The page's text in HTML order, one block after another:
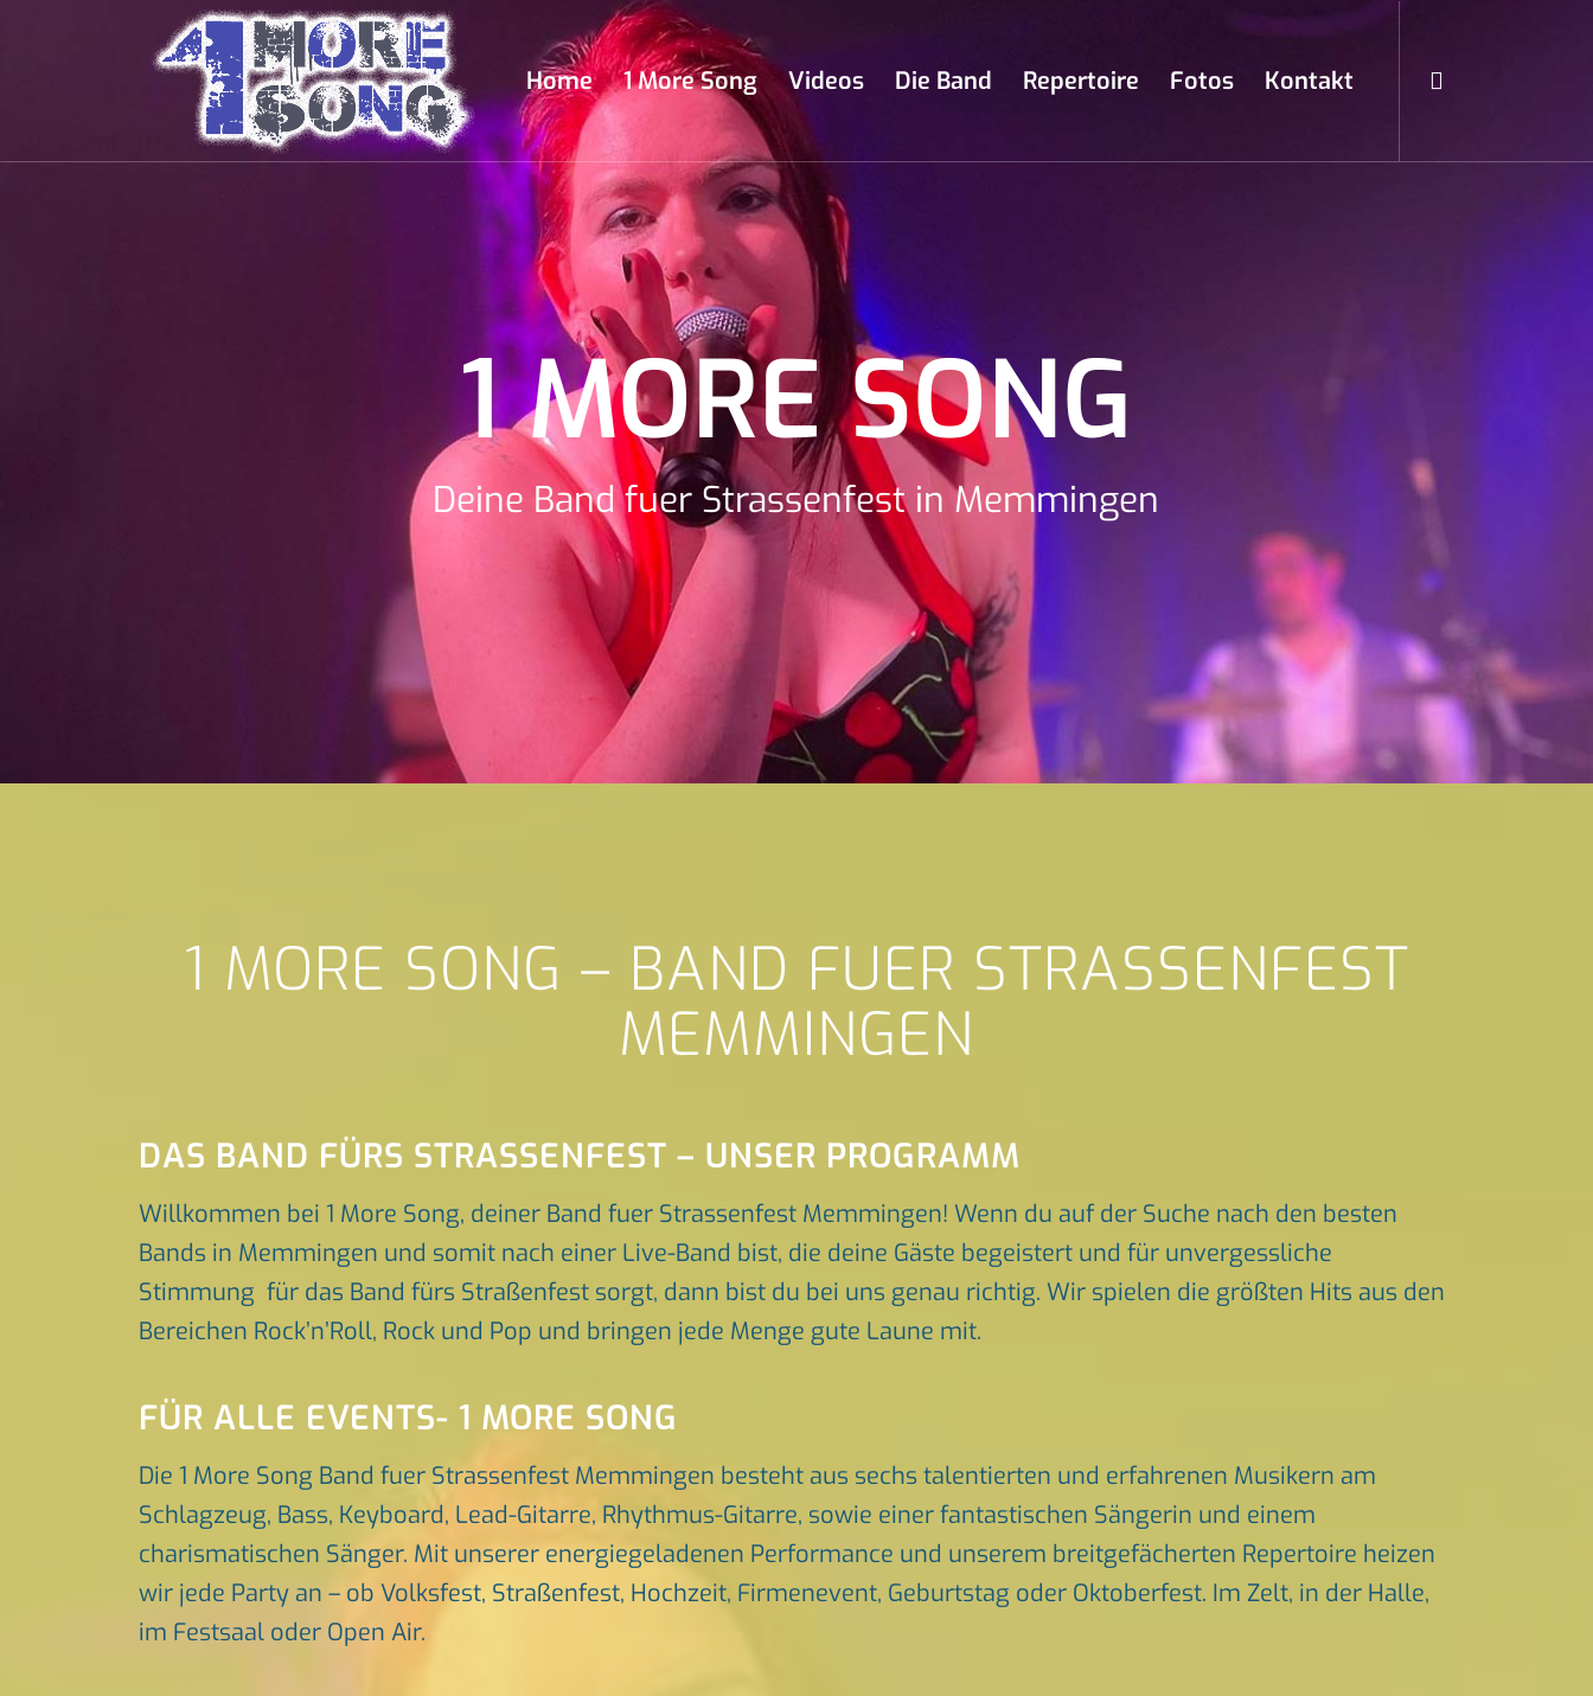
Home 1 More Song Videos Die Band Repertoire Fotos Kontakt
1 MORE SONG
Deine Band fuer Strassenfest in Memmingen
1 MORE SONG – BAND FUER STRASSENFEST
MEMMINGEN
DAS BAND FÜRS STRASSENFEST – UNSER PROGRAMM
Willkommen bei 1 More Song, deiner Band fuer Strassenfest Memmingen! Wenn du auf der Suche nach den besten
Bands in Memmingen und somit nach einer Live-Band bist, die deine Gäste begeistert und für unvergessliche
Stimmung für das Band fürs Straßenfest sorgt, dann bist du bei uns genau richtig. Wir spielen die größten Hits aus den
Bereichen Rock’n’Roll, Rock und Pop und bringen jede Menge gute Laune mit.
FÜR ALLE EVENTS- 1 MORE SONG
Die 1 More Song Band fuer Strassenfest Memmingen besteht aus sechs talentierten und erfahrenen Musikern am
Schlagzeug, Bass, Keyboard, Lead-Gitarre, Rhythmus-Gitarre, sowie einer fantastischen Sängerin und einem
charismatischen Sänger. Mit unserer energiegeladenen Performance und unserem breitgefächerten Repertoire heizen
wir jede Party an – ob Volksfest, Straßenfest, Hochzeit, Firmenevent, Geburtstag oder Oktoberfest. Im Zelt, in der Halle,
im Festsaal oder Open Air.